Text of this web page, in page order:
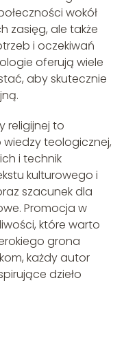
wokół
zasięg, ale także
i oczekiwań
oferują wiele
aby skutecznie
religijnej to
teologicznej,
i technik
kulturowego i
szacunek dla
Promocja w
które warto
grona
każdy autor
dzieło